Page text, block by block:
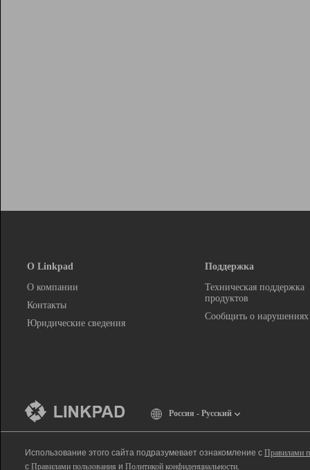
О Linkpad
О компании
Контакты
Юридические сведения
Поддержка
Техническая поддержка
продуктов
Сообщить о нарушениях
Россия - Русский
Использование этого сайта подразумевает ознакомление с Правилами
с Правилами пользования и Политикой конфиденциальности.